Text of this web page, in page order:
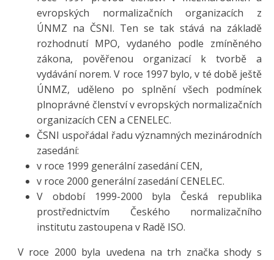
evropských normalizačních organizacích z
ÚNMZ na ČSNI. Ten se tak stává na základě
rozhodnutí MPO, vydaného podle zmíněného
zákona, pověřenou organizací k tvorbě a
vydávání norem. V roce 1997 bylo, v té době ještě
ÚNMZ, uděleno po splnění všech podmínek
plnoprávné členství v evropských normalizačních
organizacích CEN a CENELEC.
ČSNI uspořádal řadu významných mezinárodních
zasedání:
v roce 1999 generální zasedání CEN,
v roce 2000 generální zasedání CENELEC.
V období 1999-2000 byla Česká republika
prostřednictvím Českého normalizačního
institutu zastoupena v Radě ISO.
V roce 2000 byla uvedena na trh značka shody s